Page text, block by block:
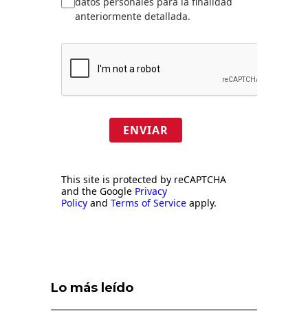
anteriormente detallada.
ENVIAR
This site is protected by reCAPTCHA
and the Google Privacy
Policy and Terms of Service apply.
Lo más leído